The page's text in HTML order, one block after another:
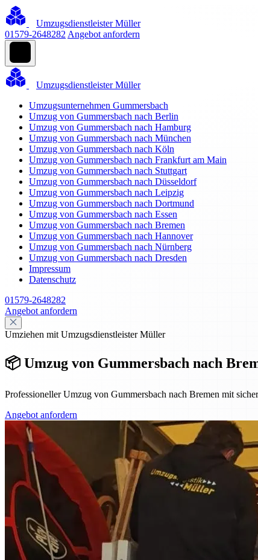
Umzugsdienstleister Müller
01579-2648282 Angebot anfordern
Umzugsdienstleister Müller
Umzugsunternehmen Gummersbach
Umzug von Gummersbach nach Berlin
Umzug von Gummersbach nach Hamburg
Umzug von Gummersbach nach München
Umzug von Gummersbach nach Köln
Umzug von Gummersbach nach Frankfurt am Main
Umzug von Gummersbach nach Stuttgart
Umzug von Gummersbach nach Düsseldorf
Umzug von Gummersbach nach Leipzig
Umzug von Gummersbach nach Dortmund
Umzug von Gummersbach nach Essen
Umzug von Gummersbach nach Bremen
Umzug von Gummersbach nach Hannover
Umzug von Gummersbach nach Nürnberg
Umzug von Gummersbach nach Dresden
Impressum
Datenschutz
01579-2648282
Angebot anfordern
Umziehen mit Umzugsdienstleister Müller
📦 Umzug von Gummersbach nach
Professioneller Umzug von Gummersbach nach Bremen mit
Angebot anfordern